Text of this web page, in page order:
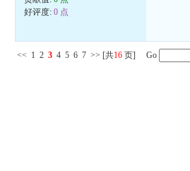
好评度:0 点
<< 1 2 3 4 5 6 7 >> [共16 页] Go